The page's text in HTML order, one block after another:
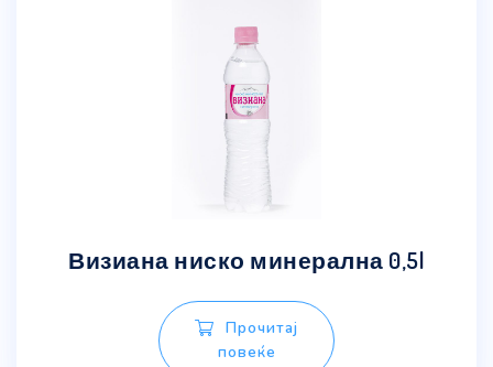
Визиана ниско минерална 0,5l
Прочитај
повеќе